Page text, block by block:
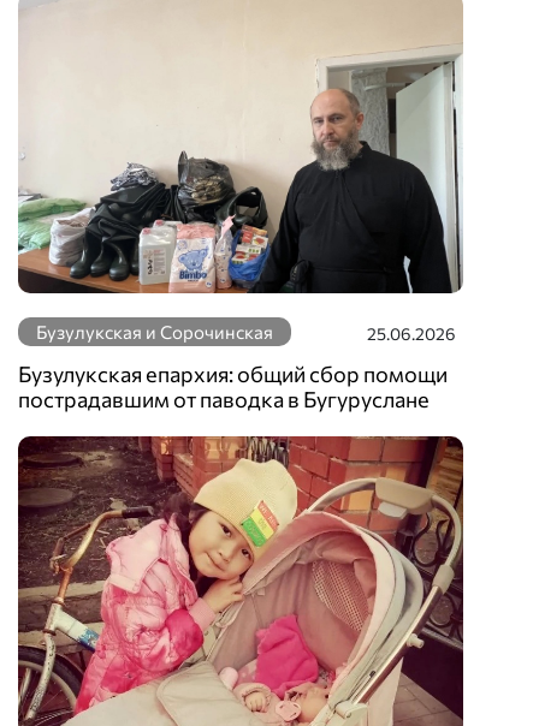
Бузулукская и Сорочинская 25.06.2026
Бузулукская епархия: общий сбор помощи
пострадавшим от паводка в Бугуруслане